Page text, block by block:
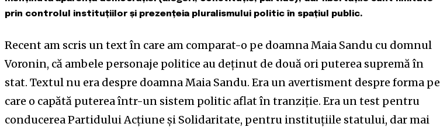
prin controlul instituțiilor și prezențeia pluralismului politic în spațiul public.
Recent am scris un text în care am comparat-o pe doamna Maia Sandu cu domnul
Voronin, că ambele personaje politice au deținut de două ori puterea supremă în
stat. Textul nu era despre doamna Maia Sandu. Era un avertisment despre forma pe
care o capătă puterea într-un sistem politic aflat în tranziție. Era un test pentru
conducerea Partidului Acțiune și Solidaritate, pentru instituțiile statului, dar mai